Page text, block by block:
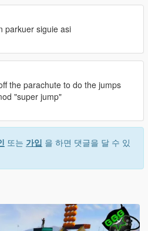
the future.
UCygFgA51a2mlSwFzpkWP
parkuer siguie asi
the parachute to do the jumps
"super jump"
또는 가입 을 하면 댓글을 달 수 있